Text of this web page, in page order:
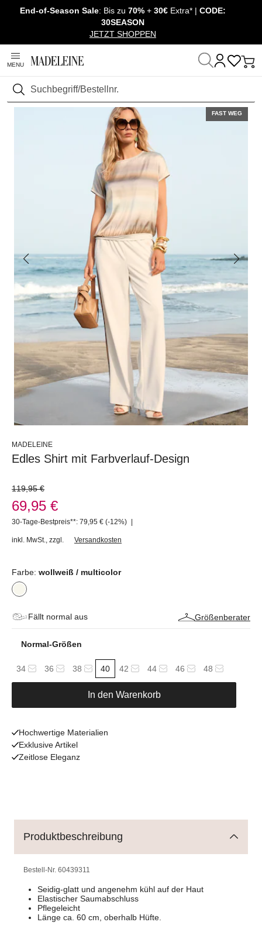
Überspringe Navigation, direkt zum Content
End-of-Season Sale: Bis zu 70% + 30€ Extra* | CODE:
30SEASON
JETZT SHOPPEN
MENU
Suchen
Startseite Mode Shirts & Tops
FAST WEG
MADELEINE
Edles Shirt mit Farbverlauf-Design
119,95 €
69,95 €
30-Tage-Bestpreis**: 79,95 € (-12%) |
inkl. MwSt. zzgl. Versandkosten
Farbe: wollweiß / multicolor
Fällt normal aus Größenberater
Normal-Größen
34 36 38 40 42 44 46 48
In den Warenkorb
Hochwertige Materialien
Exklusive Artikel
Zeitlose Eleganz
Produktbeschreibung
Bestell-Nr. 60439311
Seidig-glatt und angenehm kühl auf der Haut
Elastischer Saumabschluss
Pflegeleicht
Länge ca. 60 cm, oberhalb Hüfte.